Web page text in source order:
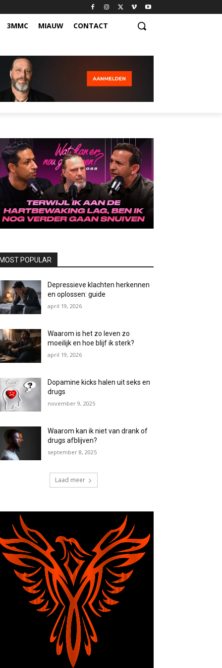
3MMC MIAUW CONTACT
MOST POPULAR
Depressieve klachten herkennen
en oplossen: guide
april 19, 2026
Waarom is het zo leven zo
moeilijk en hoe blijf ik sterk?
april 19, 2026
Dopamine kicks halen uit seks en
drugs
november 9, 2025
Waarom kan ik niet van drank of
drugs afblijven?
september 8, 2025
Laad meer